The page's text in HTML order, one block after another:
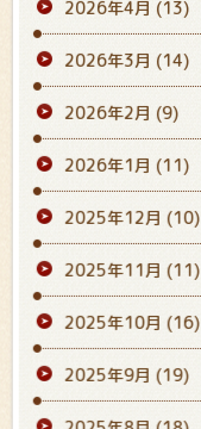
2026年4月 (13)
2026年3月 (14)
2026年2月 (9)
2026年1月 (11)
2025年12月 (10)
2025年11月 (11)
2025年10月 (16)
2025年9月 (19)